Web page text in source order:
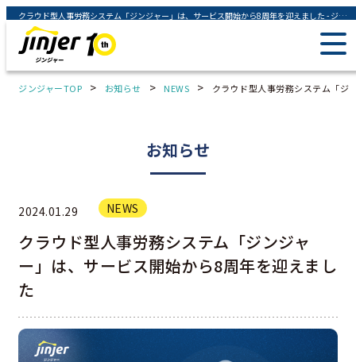
クラウド型人事労務システム「ジンジャー」は、サービス開始から8周年を迎えました - ジンジャー（jinjer）｜統合型人事システム
ジンジャーTOP > お知らせ > NEWS > クラウド型人事労務システム「ジ
お知らせ
2024.01.29 NEWS
クラウド型人事労務システム「ジンジャ
ー」は、サービス開始から8周年を迎えまし
た